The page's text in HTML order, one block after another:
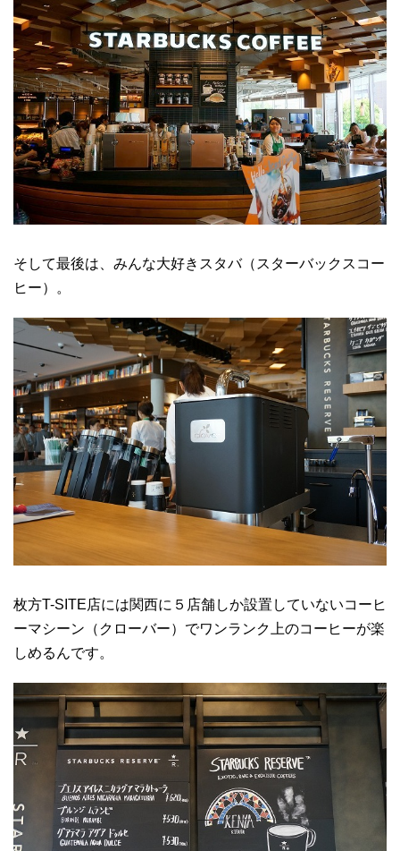
そして最後は、みんな大好きスタバ（スターバックスコー
ヒー）。
枚方T-SITE店には関西に５店舗しか設置していないコーヒ
ーマシーン（クローバー）でワンランク上のコーヒーが楽
しめるんです。